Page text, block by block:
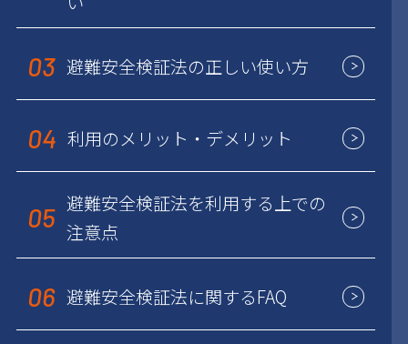
03 避難安全検証法の正しい使い方
04 利用のメリット・デメリット
05 避難安全検証法を利用する上での
注意点
06 避難安全検証法に関するFAQ